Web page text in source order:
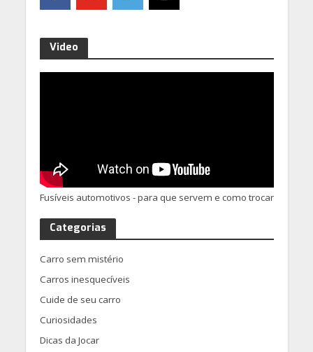
Video
Fusíveis automotivos - para que servem e como trocar
Categorias
Carro sem mistério
Carros inesquecíveis
Cuide de seu carro
Curiosidades
Dicas da Jocar